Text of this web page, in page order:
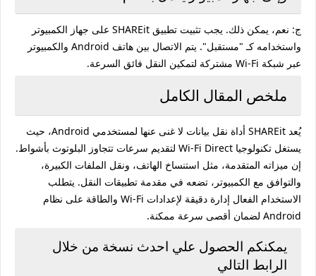
ج: نعم، يمكن ذلك. يجب تثبيت تطبيق SHAREit على جهاز الكمبيوتر
واستخدامه كـ "مستقبل". يتم الاتصال بين هاتف Android والكمبيوتر
عبر شبكة Wi-Fi مشتركة لتمكين النقل فائق السرعة.
ملخص المقال الكامل
يُعد SHAREit أداة نقل بيانات لا غنى عنها لمستخدمي Android، حيث
يستغل تكنولوجيا Wi-Fi Direct لتقديم سرعات تتجاوز البلوتوث بأشواط.
إن ميزاته المتقدمة، مثل استنساخ الهاتف، ونقل الملفات الكبيرة،
والتوافق مع الكمبيوتر، تضعه في مقدمة تطبيقات النقل. يتطلب
الاستخدام الفعال إدارة دقيقة لإعدادات Wi-Fi والطاقة على نظام
Android لضمان أقصى سرعة ممكنة.
يمكنكم الحصول علي احدث نسخة من خلال
الرابط التالي